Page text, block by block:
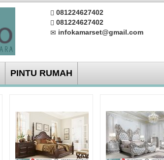
081224627402
081224627402
infokamarset@gmail.com
PINTU RUMAH